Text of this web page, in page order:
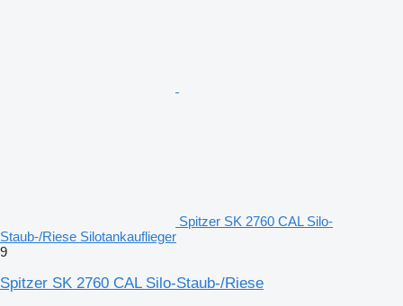
Spitzer SK 2760 CAL Silo-
Staub-/Riese Silotankauflieger
9
Spitzer SK 2760 CAL Silo-Staub-/Riese